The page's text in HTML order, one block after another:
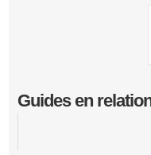
Guides en